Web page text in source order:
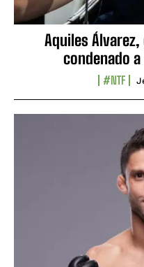
Aquiles
condenado
#NTF